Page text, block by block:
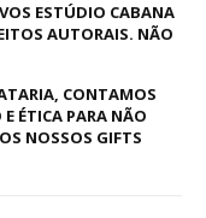
ESTÚDIO CABANA
AUTORAIS. NÃO
CONTAMOS
ÉTICA PARA NÃO
NOSSOS GIFTS